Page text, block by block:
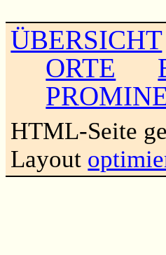
ÜBERSICHT
ORTE
HTML-Seite
Layout